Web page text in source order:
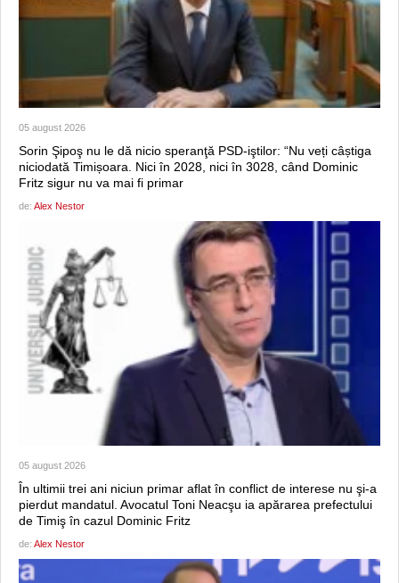
05 august 2026
Sorin Şipoş nu le dă nicio speranţă PSD-iştilor: “Nu veți câștiga
niciodată Timișoara. Nici în 2028, nici în 3028, când Dominic
Fritz sigur nu va mai fi primar
de: Alex Nestor
05 august 2026
În ultimii trei ani niciun primar aflat în conflict de interese nu şi-a
pierdut mandatul. Avocatul Toni Neacşu ia apărarea prefectului
de Timiş în cazul Dominic Fritz
de: Alex Nestor